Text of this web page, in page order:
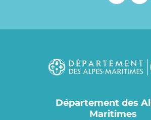
Département des
Maritimes